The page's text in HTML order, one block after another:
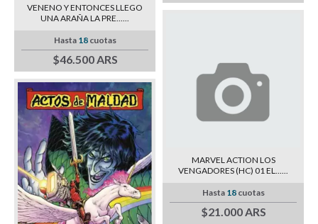
VENENO Y ENTONCES LLEGO
UNA ARAÑA LA PRE......
Hasta 18cuotas
$46.500 ARS
MARVEL ACTION LOS
VENGADORES (HC) 01 EL......
Hasta 18cuotas
$21.000 ARS